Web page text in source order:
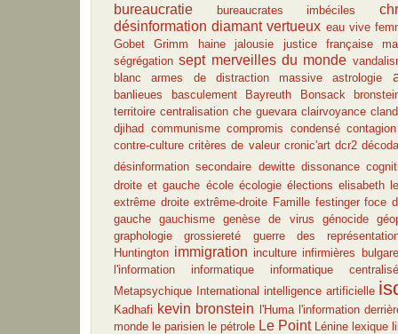
bureaucratie bureaucrates imbéciles
désinformation diamant vertueux eau vive
Gobet
Grimm haine jalousie justice française
ségrégation sept merveilles du monde
blanc
armes de distraction massive astrologie
banlieues basculement Bayreuth Bonsack
territoire centralisation che guevara clairvoyance
djihad communisme compromis condensé
contre-culture critères de valeur cronic'art dcr2
désinformation secondaire dewitte dissonance
droite et gauche école écologie élections elisabeth
extrême droite extrême-droite Famille festinger foce
gauche
gauchisme genèse de virus génocide
graphologie
grossiereté
guerre des
Huntington immigration inculture infirmières
l'information
informatique
informatique
Metapsychique International intelligence artificielle
Kadhafi kevin bronstein l'Huma l'information
monde le parisien le pétrole Le Point Lénine lexique